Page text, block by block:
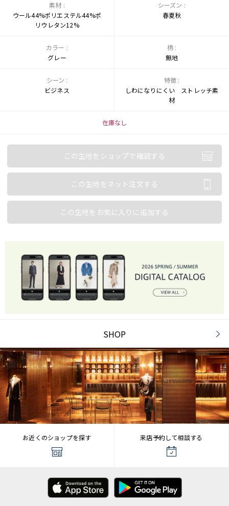
素材 :
ウール44%ポリエステル44%ポ
リウレタン12%
シーズン :
春夏秋
カラー :
グレー
柄 :
無地
シーン :
ビジネス
特徴 :
しわになりにくい ストレッチ素
材
在庫なし
この生地をショップで確認する
この生地をネット注文する
この生地をお気に入りに追加する
SHOP
お近くのショップを探す 来店予約して相談する